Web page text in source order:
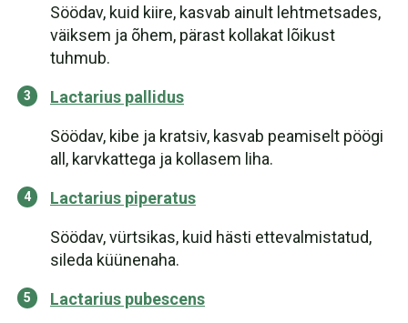
Söödav, kuid kiire, kasvab ainult lehtmetsades,
väiksem ja õhem, pärast kollakat lõikust
tuhmub.
Lactarius pallidus
Söödav, kibe ja kratsiv, kasvab peamiselt pöögi
all, karvkattega ja kollasem liha.
Lactarius piperatus
Söödav, vürtsikas, kuid hästi ettevalmistatud,
sileda küünenaha.
Lactarius pubescens